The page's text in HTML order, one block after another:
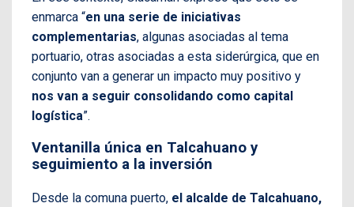
enmarca “en una serie de iniciativas
complementarias, algunas asociadas al tema
portuario, otras asociadas a esta siderúrgica, que en
conjunto van a generar un impacto muy positivo y
nos van a seguir consolidando como capital
logística”.
Ventanilla única en Talcahuano y
seguimiento a la inversión
Desde la comuna puerto, el alcalde de Talcahuano,